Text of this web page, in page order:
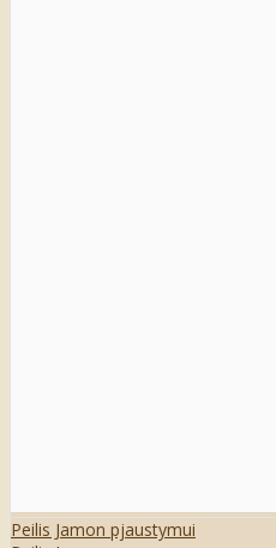
Peilis Jamon pjaustymui